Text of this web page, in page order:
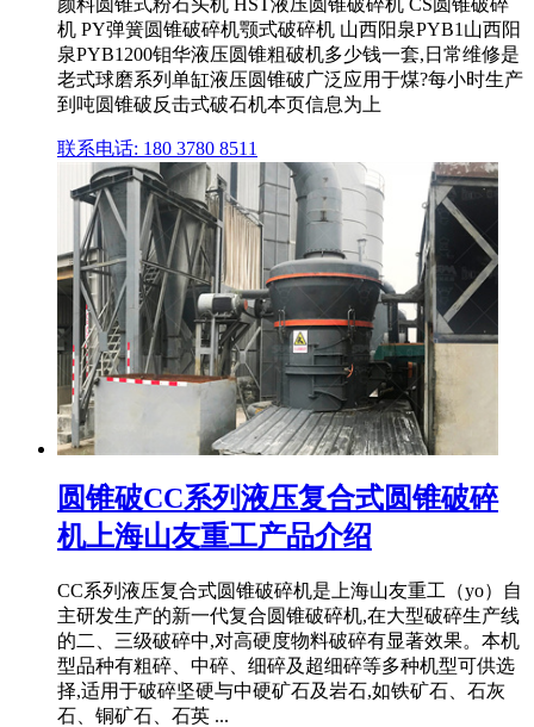
机 PY弹簧圆锥破碎机颚式破碎机 山西阳泉PYB1山西阳
泉PYB1200钼华液压圆锥粗破机多少钱一套,日常维修是
老式球磨系列单缸液压圆锥破广泛应用于煤?每小时生产
到吨圆锥破反击式破石机本页信息为上
联系电话: 180 3780 8511
圆锥破CC系列液压复合式圆锥破碎
机上海山友重工产品介绍
CC系列液压复合式圆锥破碎机是上海山友重工（yo）自
主研发生产的新一代复合圆锥破碎机,在大型破碎生产线
的二、三级破碎中,对高硬度物料破碎有显著效果。本机
型品种有粗碎、中碎、细碎及超细碎等多种机型可供选
择,适用于破碎坚硬与中硬矿石及岩石,如铁矿石、石灰
石、铜矿石、石英 ...